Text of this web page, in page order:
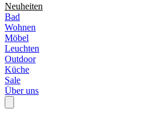
Neuheiten
Bad
Wohnen
Möbel
Leuchten
Outdoor
Küche
Sale
Über uns